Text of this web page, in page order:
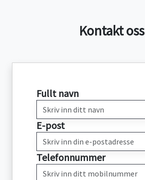
Kontakt oss
Fullt navn
E-post
Telefonnummer